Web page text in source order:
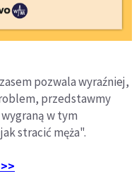
pozwala wyraźniej,
przedstawmy
wygraną w tym
stracić męża".